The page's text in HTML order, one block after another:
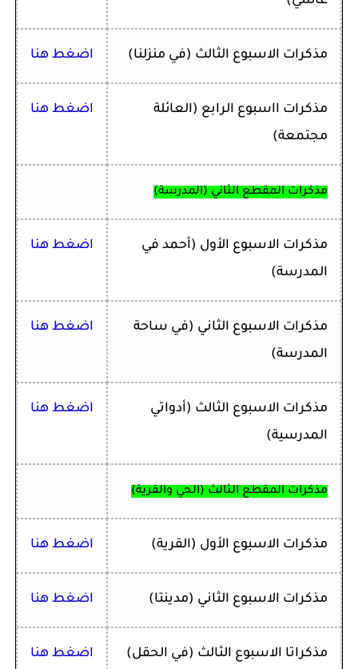
مذكرات الاسبوع الثالث (في منزلنا) اضغط هنا
مذكرات ااسبوع الرابع (العائلة
مجتمعة)
اضغط هنا
مذكرات المقطع الثاني (المدرسة)
مذكرات الاسبوع الأول (أحمد في
المدرسة)
اضغط هنا
مذكرات الاسبوع الثاني (في ساحة
المدرسة)
اضغط هنا
مذكرات الاسبوع الثالث (أدواتي
المدرسية)
اضغط هنا
مذكرات المقطع الثالث (الحي والقرية)
مذكرات الاسبوع الأول (القرية) اضغط هنا
مذكرات الاسبوع الثاني (مدينتا) اضغط هنا
مذكراتا الاسبوع الثالث (في الحقل) اضغط هنا